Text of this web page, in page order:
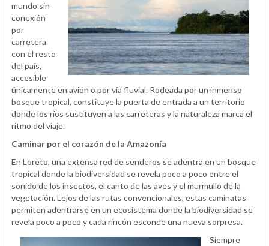
mundo sin
conexión
por
carretera
con el resto
del país,
accesible
únicamente en avión o por vía fluvial. Rodeada por un inmenso
bosque tropical, constituye la puerta de entrada a un territorio
donde los ríos sustituyen a las carreteras y la naturaleza marca el
ritmo del viaje.
Caminar por el corazón de la Amazonía
En Loreto, una extensa red de senderos se adentra en un bosque
tropical donde la biodiversidad se revela poco a poco entre el
sonido de los insectos, el canto de las aves y el murmullo de la
vegetación. Lejos de las rutas convencionales, estas caminatas
permiten adentrarse en un ecosistema donde la biodiversidad se
revela poco a poco y cada rincón esconde una nueva sorpresa.
Siempre